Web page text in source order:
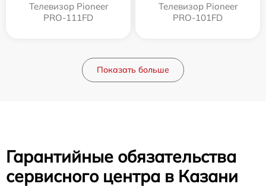
Телевизор Pioneer
PRO-111FD
Телевизор Pioneer
PRO-101FD
Показать больше
Гарантийные обязательства
сервисного центра в Казани